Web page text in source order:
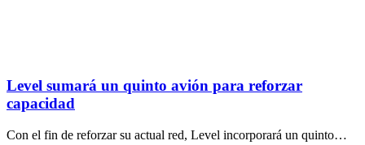
Level sumará un quinto avión para reforzar
capacidad
Con el fin de reforzar su actual red, Level incorporará un quinto…